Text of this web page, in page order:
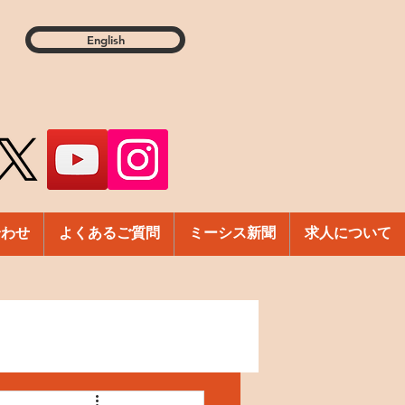
English
せ よくあるご質問 ミーシス新聞 求人について